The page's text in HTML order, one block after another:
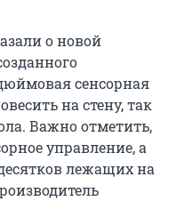
о новой
сенсорная
на стену, так
Важно отметить,
управление, а
лежащих на